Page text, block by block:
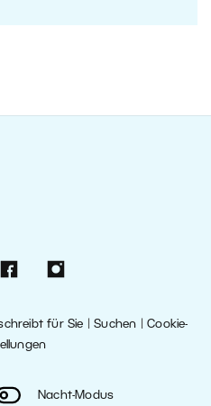
für Sie |Suchen |Cookie-
Nacht-Modus